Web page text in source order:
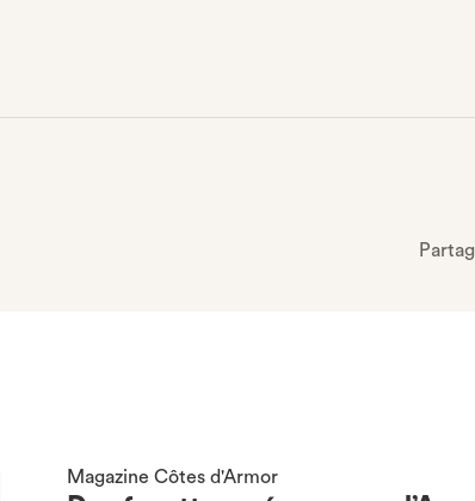
Magazine Côtes d'Armor